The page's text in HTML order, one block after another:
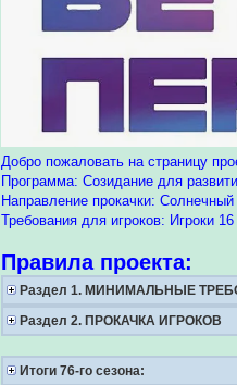
Добро пожаловать на страницу
Программа: Созидание для
Направление прокачки: Солнечный
Требования для игроков: Игроки
Правила проекта:
Раздел 1. МИНИМАЛЬНЫЕ
Раздел 2. ПРОКАЧКА ИГРОКОВ
Итоги 76-го сезона: